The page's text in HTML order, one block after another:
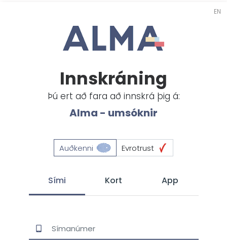
Innskráning
Þú ert að fara að innskrá þig á:
Alma - umsóknir
Auðkenni Evrotrust
Sími Kort App
EN